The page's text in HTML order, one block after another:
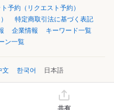
予約（リクエスト予約）
特定商取引法に基づく表記
企業情報
キーワード一覧
ン一覧
文 한국어 日本語
©Kakaku.com, Inc.
共有